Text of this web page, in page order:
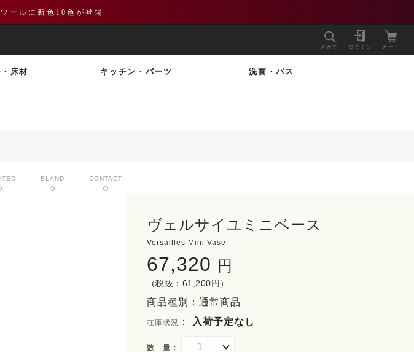
ールに新色10色が登場
さがす ログイン カート
床材 キッチン・パーツ 洗面・バス
BLAND CONTACT
ヴェルサイユミニベース
Versailles Mini Vase
67,320 円
（税抜：61,200円）
商品種別：通常商品
在庫状況 ： 入荷予定なし
数 量：